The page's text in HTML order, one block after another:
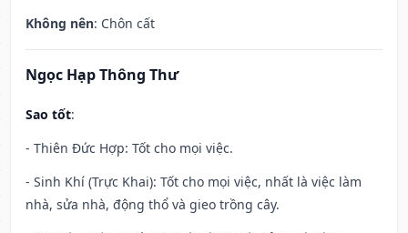
Không nên: Chôn cất
Ngọc Hạp Thông Thư
Sao tốt:
- Thiên Đức Hợp: Tốt cho mọi việc.
- Sinh Khí (Trực Khai): Tốt cho mọi việc, nhất là việc làm
nhà, sửa nhà, động thổ và gieo trồng cây.